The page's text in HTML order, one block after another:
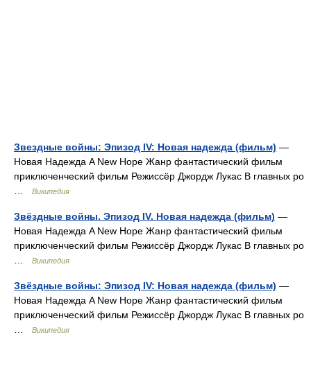
Звездные войны: Эпизод IV: Новая надежда (фильм) —
Новая Надежда A New Hope Жанр фантастический фильм
приключенческий фильм Режиссёр Джордж Лукас В главных ро
Википедия
Звёздные войны. Эпизод IV. Новая надежда (фильм) —
Новая Надежда A New Hope Жанр фантастический фильм
приключенческий фильм Режиссёр Джордж Лукас В главных ро
Википедия
Звёздные войны: Эпизод IV: Новая надежда (фильм) —
Новая Надежда A New Hope Жанр фантастический фильм
приключенческий фильм Режиссёр Джордж Лукас В главных ро
Википедия